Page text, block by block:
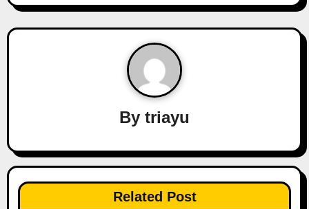
By triayu
Related Post